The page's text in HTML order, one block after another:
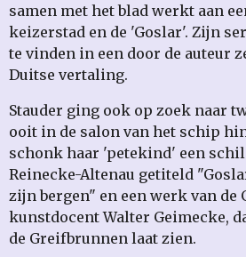
samen met het blad werkt aan
keizerstad en de 'Goslar'. Zijn
te vinden in een door de auteur
Duitse vertaling.
Stauder ging ook op zoek naar
ooit in de salon van het schip
schonk haar 'petekind' een
Reinecke-Altenau getiteld
zijn bergen" en een werk van de
kunstdocent Walter Geimecke,
de Greifbrunnen laat zien.